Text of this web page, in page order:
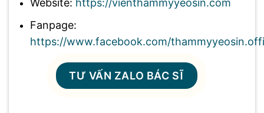
Website: https://vienthammyyeosin.com
Fanpage:
https://www.facebook.com/
TƯ VẤN ZALO BÁC SĨ